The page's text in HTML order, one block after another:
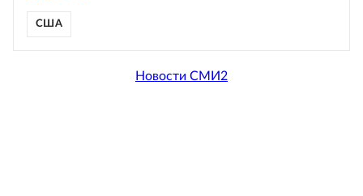
США
Новости СМИ2